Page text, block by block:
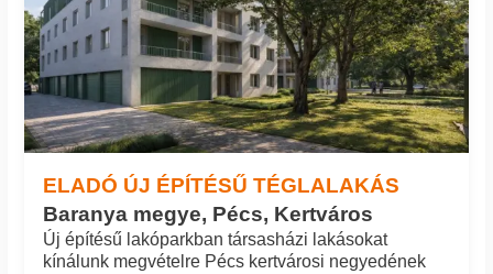
ELADÓ ÚJ ÉPÍTÉSŰ TÉGLALAKÁS
Baranya megye, Pécs, Kertváros
Új építésű lakóparkban társasházi lakásokat
kínálunk megvételre Pécs kertvárosi negyedének